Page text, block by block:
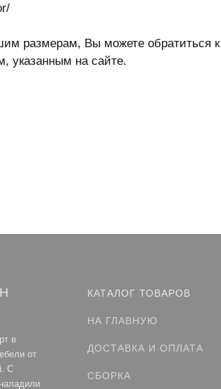
размерам, Вы можете обратиться
указанным на сайте.
в
от
С
КАТАЛОГ ТОВАРОВ
НА ГЛАВНУЮ
ДОСТАВКА И ОПЛАТА
СБОРКА